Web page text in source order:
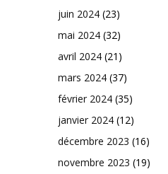
juin 2024 (23)
mai 2024 (32)
avril 2024 (21)
mars 2024 (37)
février 2024 (35)
janvier 2024 (12)
décembre 2023 (16)
novembre 2023 (19)